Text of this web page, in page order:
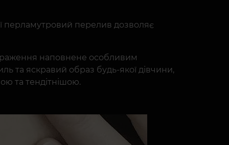
перламутровий перелив дозволяє
наповнене особливим
та яскравий образ будь-якої дівчини,
та тендітнішою.